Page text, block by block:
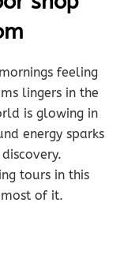
feeling
lingers in the
is glowing in
energy sparks
tours in this
of it.